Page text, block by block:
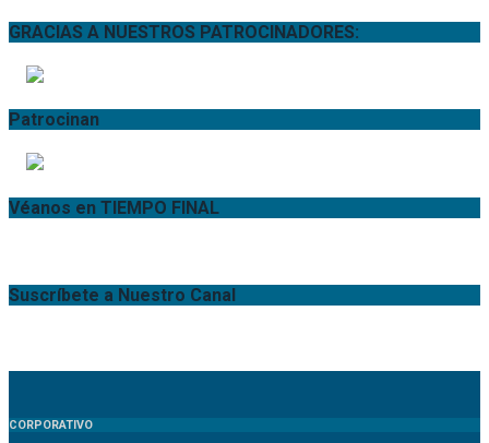
GRACIAS A NUESTROS PATROCINADORES:
Patrocinan
Véanos en TIEMPO FINAL
Suscríbete a Nuestro Canal
CORPORATIVO